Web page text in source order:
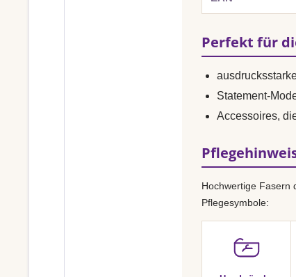
Perfekt für
Statement-
Accessoires,
Hochwertige Fasern
Pflegesymbole: